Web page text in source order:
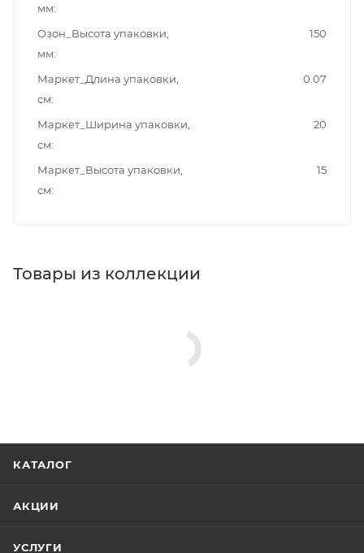
мм
Озон_Высота упаковки,
мм
150
Маркет_Длина упаковки,
см
0.07
Маркет_Ширина упаковки,
см
20
Маркет_Высота упаковки,
см
15
Товары из коллекции
Мыльницы
Да
Аксессуары для ванной, Товар, 00-011924900
Timo